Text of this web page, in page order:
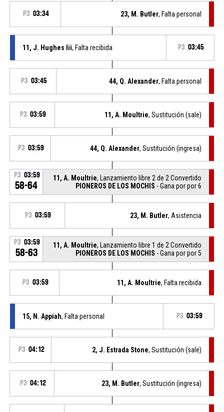
P3 03:34 23, M. Butler, Falta personal
11, J. Hughes Iii, Falta recibida P3 03:45
P3 03:45 44, Q. Alexander, Falta personal
P3 03:59 11, A. Moultrie, Sustitución (sale)
P3 03:59 44, Q. Alexander, Sustitución (ingresa)
P3 03:59
58-64
11, A. Moultrie, Lanzamiento libre 2 de 2 Convertido
PIONEROS DE LOS MOCHIS - Gana por por 6
P3 03:59 23, M. Butler, Asistencia
P3 03:59
58-63
11, A. Moultrie, Lanzamiento libre 1 de 2 Convertido
PIONEROS DE LOS MOCHIS - Gana por por 5
P3 03:59 11, A. Moultrie, Falta recibida
15, N. Appiah, Falta personal P3 03:59
P3 04:12 2, J. Estrada Stone, Sustitución (sale)
P3 04:12 23, M. Butler, Sustitución (ingresa)